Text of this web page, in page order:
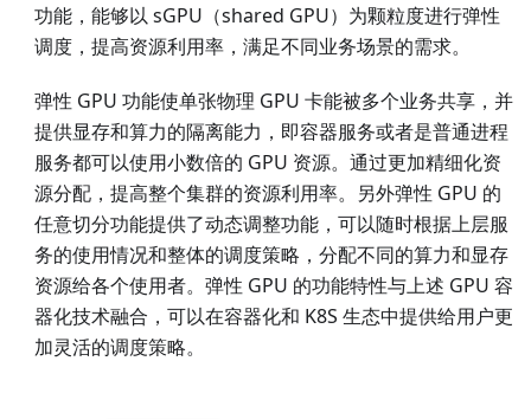
功能，能够以 sGPU（shared GPU）为颗粒度进行弹性
调度，提高资源利用率，满足不同业务场景的需求。
弹性 GPU 功能使单张物理 GPU 卡能被多个业务共享，并
提供显存和算力的隔离能力，即容器服务或者是普通进程
服务都可以使用小数倍的 GPU 资源。通过更加精细化资
源分配，提高整个集群的资源利用率。另外弹性 GPU 的
任意切分功能提供了动态调整功能，可以随时根据上层服
务的使用情况和整体的调度策略，分配不同的算力和显存
资源给各个使用者。弹性 GPU 的功能特性与上述 GPU 容
器化技术融合，可以在容器化和 K8S 生态中提供给用户更
加灵活的调度策略。